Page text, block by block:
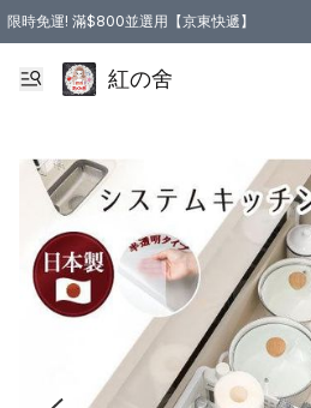
限時免運! 滿$800並選用【京東快遞】
紅の舍